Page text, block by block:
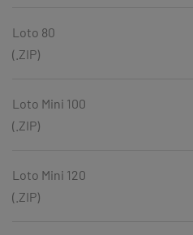
Loto 80
(.ZIP)
Loto Mini 100
(.ZIP)
Loto Mini 120
(.ZIP)